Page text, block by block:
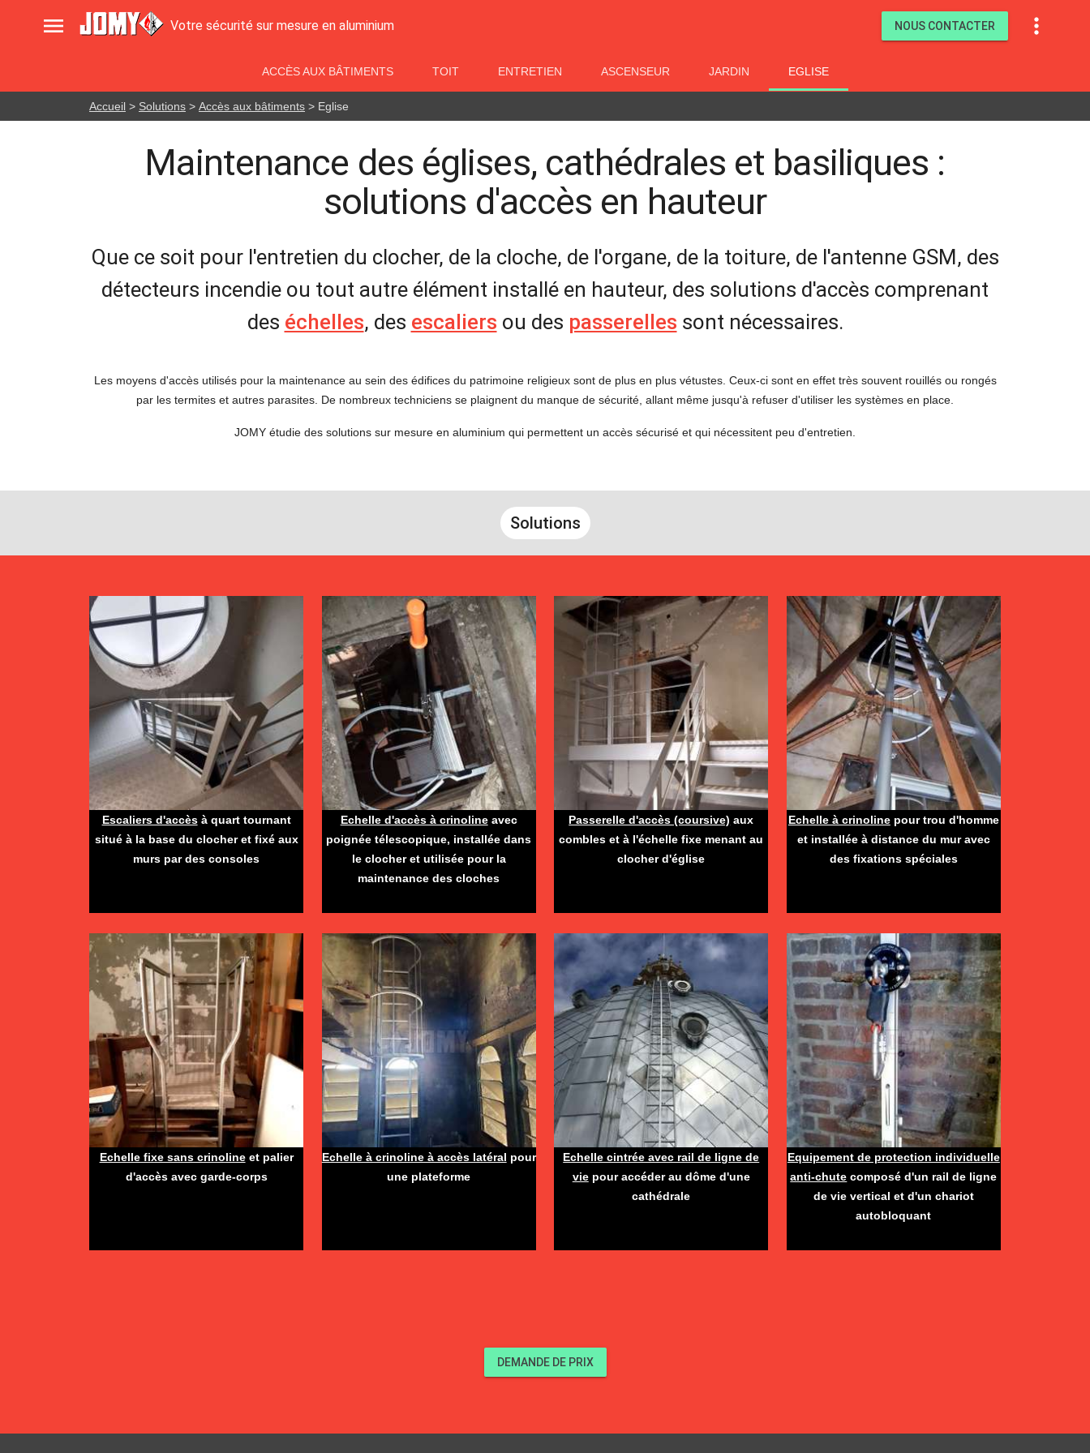
 Votre sécurité sur mesure en aluminium NOUS CONTACTER 
ACCÈS AUX BÂTIMENTS TOIT ENTRETIEN ASCENSEUR JARDIN EGLISE
Accueil > Solutions > Accès aux bâtiments > Eglise
Maintenance des églises, cathédrales et basiliques :
solutions d'accès en hauteur
Que ce soit pour l'entretien du clocher, de la cloche, de l'organe, de la toiture, de l'antenne GSM, des
détecteurs incendie ou tout autre élément installé en hauteur, des solutions d'accès comprenant
des échelles, des escaliers ou des passerelles sont nécessaires.
Les moyens d'accès utilisés pour la maintenance au sein des édifices du patrimoine religieux sont de plus en plus vétustes. Ceux-ci sont en effet très souvent rouillés ou rongés
par les termites et autres parasites. De nombreux techniciens se plaignent du manque de sécurité, allant même jusqu'à refuser d'utiliser les systèmes en place.
JOMY étudie des solutions sur mesure en aluminium qui permettent un accès sécurisé et qui nécessitent peu d'entretien.
Solutions
Escaliers d'accèsà quart tournant
situé à la base du clocher et fixé aux
murs par des consoles
Echelle d'accès à crinolineavec
poignée télescopique, installée dans
le clocher et utilisée pour la
maintenance des cloches
Passerelle d'accès (coursive) aux
combles et à l'échelle fixe menant au
clocher d'église
Echelle à crinolinepour trou d'homme
et installée à distance du mur avec
des fixations spéciales
Echelle fixe sans crinolineet palier
d'accès avec garde-corps
Echelle à crinoline à accès latéral pour
une plateforme
Echelle cintrée avec rail de ligne de
viepour accéder au dôme d'une
cathédrale
Equipement de protection individuelle
anti-chute composé d'un rail de ligne
de vie vertical et d'un chariot
autobloquant
DEMANDE DE PRIX